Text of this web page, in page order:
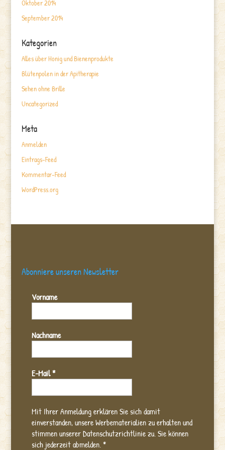
Oktober 2014
September 2014
Kategorien
Alles über Honig und Bienenprodukte
Blütenpolen in der Apitherapie
Sehen ohne Brille
Uncategorized
Meta
Anmelden
Eintrags-Feed
Kommentar-Feed
WordPress.org
Abonniere unseren Newsletter
Vorname
Nachname
E-Mail*
Mit Ihrer Anmeldung erklären Sie sich damit
einverstanden, unsere Werbematerialien zu erhalten und
stimmen unserer Datenschutzrichtlinie zu. Sie können
sich jederzeit abmelden.*